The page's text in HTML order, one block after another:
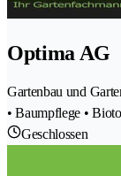
Optima AG
Gartenbau und
• Baumpflege •
Geschlossen